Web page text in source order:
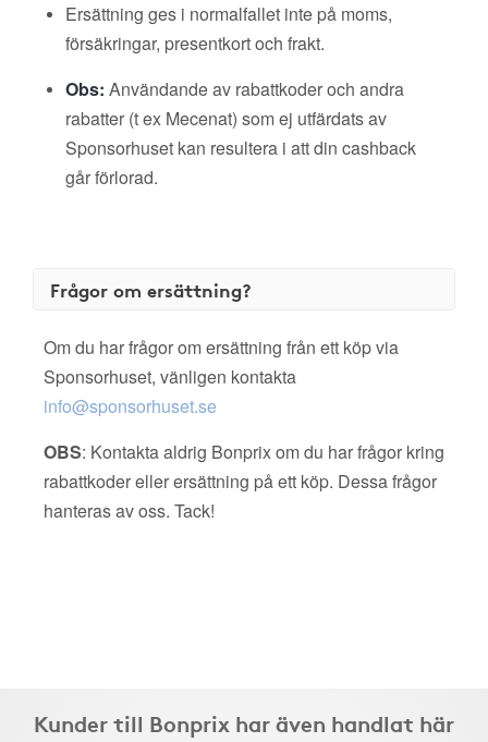
Ersättning ges i normalfallet inte på moms,
försäkringar, presentkort och frakt.
Obs: Användande av rabattkoder och andra
rabatter (t ex Mecenat) som ej utfärdats av
Sponsorhuset kan resultera i att din cashback
går förlorad.
Frågor om ersättning?
Om du har frågor om ersättning från ett köp via
Sponsorhuset, vänligen kontakta
info@sponsorhuset.se
OBS: Kontakta aldrig Bonprix om du har frågor kring
rabattkoder eller ersättning på ett köp. Dessa frågor
hanteras av oss. Tack!
Kunder till Bonprix har även handlat här